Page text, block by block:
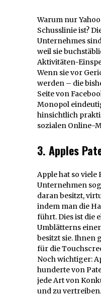
Warum nur
Schusslinie ist?
Unternehmes
weil sie
Aktivitäten-
Wenn sie vor
werden – die
Seite von
Monopol
hinsichtlich
sozialen Online-
3. Apples
Apple hat so viele
Unternehmen
daran besitzt,
indem man die
führt. Dies ist die
Umblätterns
besitzt sie. Ihnen
für die
Noch wichtiger:
hunderte von
jede Art von
und zu